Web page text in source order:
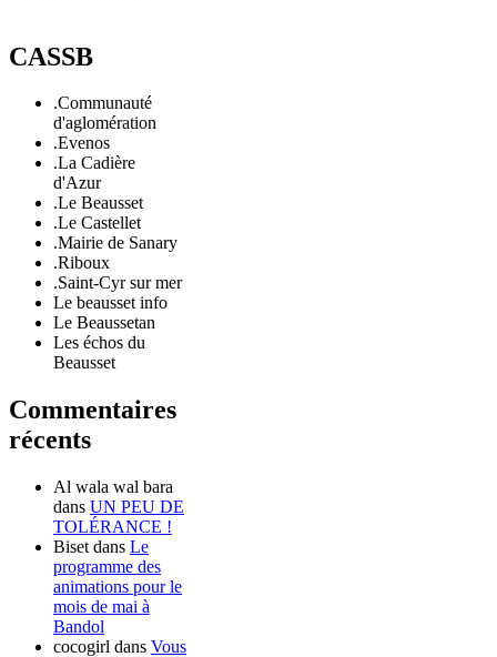
CASSB
.Communauté
d'aglomération
.Evenos
.La Cadière
d'Azur
.Le Beausset
.Le Castellet
.Mairie de Sanary
.Riboux
.Saint-Cyr sur mer
Le beausset info
Le Beaussetan
Les échos du
Beausset
Commentaires
récents
Al wala wal bara
dans UN PEU DE
TOLÉRANCE !
Biset dans Le
programme des
animations pour le
mois de mai à
Bandol
cocogirl dans Vous